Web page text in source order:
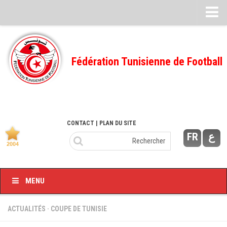
Feuille de match
FMI – 2022/2023
Ligue I – 2022/2023
Ligue I – 2020/2021
Ligue I – 2019/2020
Feuilles de match 2018/2019
Fédération Tunisienne de Football
FR ع
CONTACT | PLAN DU SITE
MENU
ACTUALITÉS · COUPE DE TUNISIE